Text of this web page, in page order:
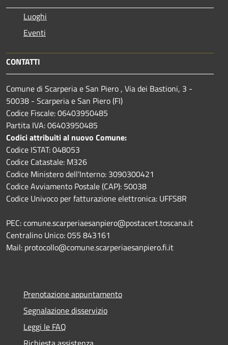
Luoghi
Eventi
CONTATTI
Comune di Scarperia e San Piero , Via dei Bastioni, 3 -
50038 - Scarperia e San Piero (FI)
Codice Fiscale: 06403950485
Partita IVA: 06403950485
Codici attribuiti al nuovo Comune:
Codice ISTAT: 048053
Codice Catastale: M326
Codice Ministero dell'Interno: 3090300421
Codice Avviamento Postale (CAP): 50038
Codice Univoco per fatturazione elettronica: UFFS8R
PEC: comune.scarperiaesanpiero@postacert.toscana.it
Centralino Unico: 055 843161
Mail: protocollo@comune.scarperiaesanpiero.fi.it
Prenotazione appuntamento
Segnalazione disservizio
Leggi le FAQ